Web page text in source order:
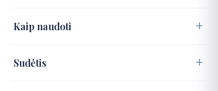
Kaip naudoti
Sudėtis